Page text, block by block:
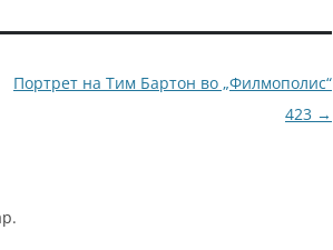
Портрет на Тим Бартон во „Филмополис“
423 →